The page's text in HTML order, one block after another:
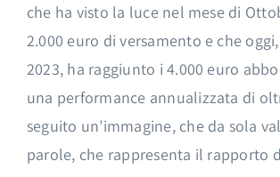
che ha visto la luce nel mese di
2.000 euro di versamento e che
2023, ha raggiunto i 4.000 euro
una performance annualizzata di
seguito un’immagine, che da sola
parole, che rappresenta il rapporto